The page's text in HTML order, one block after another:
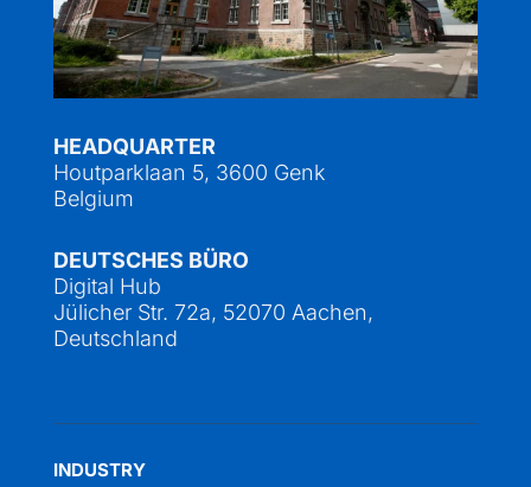
HEADQUARTER
Houtparklaan 5, 3600 Genk
Belgium
DEUTSCHES BÜRO
Digital Hub
Jülicher Str. 72a, 52070 Aachen,
Deutschland
INDUSTRY